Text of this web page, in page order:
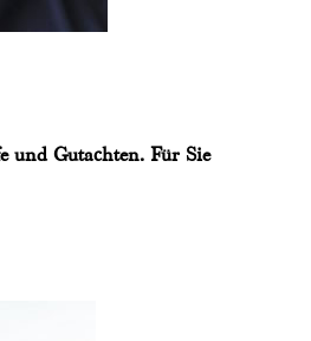
und Gutachten. Für Sie